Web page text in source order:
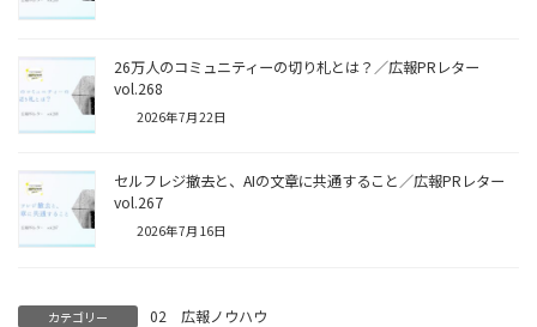
26万人のコミュニティーの切り札とは？／広報PRレター
vol.268
2026年7月22日
セルフレジ撤去と、AIの文章に共通すること／広報PRレター
vol.267
2026年7月16日
カテゴリー 02 広報ノウハウ